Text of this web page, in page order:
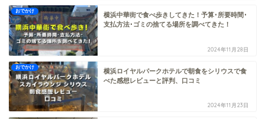
おでかけ
横浜中華街で食べ歩きしてきた！予算･所要時間･
支払方法･ゴミの捨てる場所を調べてきた！
2024年11月28日
おでかけ
横浜ロイヤルパークホテルで朝食をシリウスで食
べた感想レビューと評判、口コミ
2024年11月23日